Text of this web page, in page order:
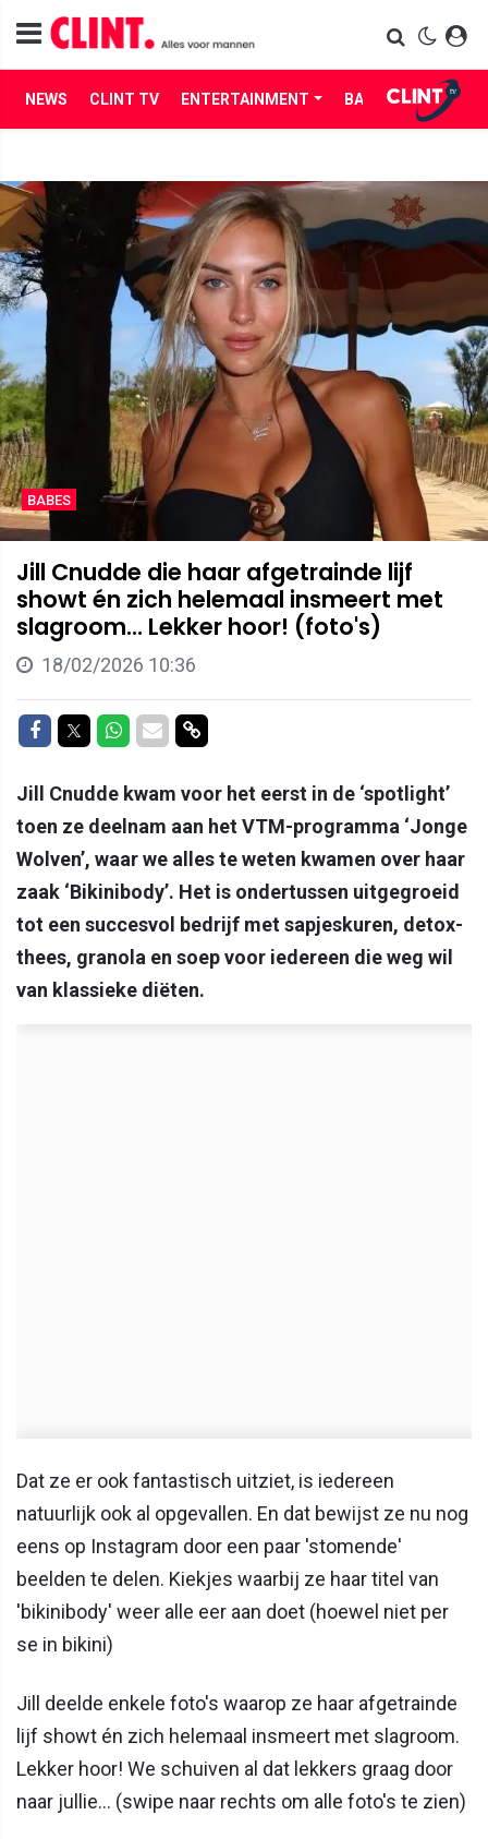
NEWS CLINT TV ENTERTAINMENT BABES LIFE
BABES
Jill Cnudde die haar afgetrainde lijf
showt én zich helemaal insmeert met
slagroom... Lekker hoor! (foto's)
18/02/2026 10:36
Delen op Facebook
Delen op Twitter
Delen op Whatsapp
Delen via Mail
Delen via link
Jill Cnudde kwam voor het eerst in de ‘spotlight’
toen ze deelnam aan het VTM-programma ‘Jonge
Wolven’, waar we alles te weten kwamen over haar
zaak ‘Bikinibody’. Het is ondertussen uitgegroeid
tot een succesvol bedrijf met sapjeskuren, detox-
thees, granola en soep voor iedereen die weg wil
van klassieke diëten.
Dat ze er ook fantastisch uitziet, is iedereen
natuurlijk ook al opgevallen. En dat bewijst ze nu nog
eens op Instagram door een paar 'stomende'
beelden te delen. Kiekjes waarbij ze haar titel van
'bikinibody' weer alle eer aan doet (hoewel niet per
se in bikini)
Jill deelde enkele foto's waarop ze haar afgetrainde
lijf showt én zich helemaal insmeert met slagroom.
Lekker hoor! We schuiven al dat lekkers graag door
naar jullie... (swipe naar rechts om alle foto's te zien)